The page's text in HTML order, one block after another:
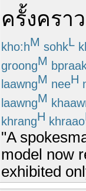
ครั้งคราว
kho:hM sohkL
groongM
laawngM neeH
laawngM
khrangH khraao
"A
model now
exhibited